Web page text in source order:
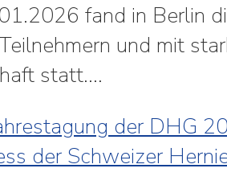
fand in Berlin
und mit
statt.…
der DHG